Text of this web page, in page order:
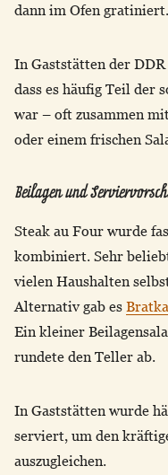
dann im Ofen gratiniert.
In Gaststätten der
dass es häufig Teil der
war – oft zusammen
oder einem frischen
Beilagen und
Steak au Four wurde
kombiniert. Sehr
vielen Haushalten
Alternativ gab es
Ein kleiner
rundete den Teller ab.
In Gaststätten wurde
serviert, um den
auszugleichen.